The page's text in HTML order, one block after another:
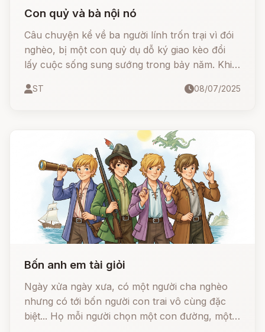
Con quỷ và bà nội nó
Câu chuyện kể về ba người lính trốn trại vì đói
nghèo, bị một con quỷ dụ dỗ ký giao kèo đổi
lấy cuộc sống sung sướng trong bảy năm. Khi
nhất để thoát thân: giải một câu đố quỷ quái.
ST 08/07/2025
Bốn anh em tài giỏi
Ngày xửa ngày xưa, có một người cha nghèo
nhưng có tới bốn người con trai vô cùng đặc
biệt... Họ mỗi người chọn một con đường, một